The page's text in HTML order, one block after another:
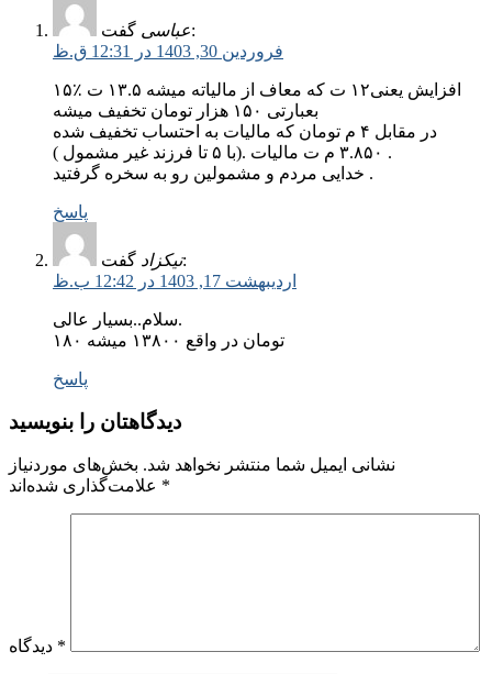
عباسیگفت:
فروردین 30, 1403 در 12:31 ق.ظ
۱۵٪ افزایش یعنی۱۲ ت که معاف از مالیاته میشه ۱۳.۵ ت
بعبارتی ۱۵۰ هزار تومان تخفیف میشه
در مقابل ۴ م تومان که مالیات به احتساب تخفیف شده
۳.۸۵۰ م ت مالیات .(با ۵ تا فرزند غیر مشمول ) .
خدایی مردم و مشمولين رو به سخره گرفتید .
پاسخ
نیکزادگفت:
اردیبهشت 17, 1403 در 12:42 ب.ظ
سلام..بسیار عالی.
۱۸۰ تومان در واقع ۱۳۸۰۰ میشه
پاسخ
دیدگاهتان را بنویسید
نشانی ایمیل شما منتشر نخواهد شد. بخش‌های موردنیاز
*
*